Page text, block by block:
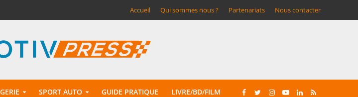
Accueil Qui sommes nous ? Partenariats Nous contacter
SPORT AUTO GUIDE PRATIQUE LIVRE/BD/FILM